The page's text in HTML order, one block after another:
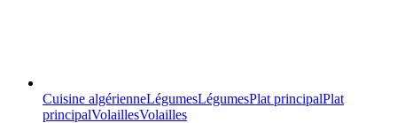
Cuisine algérienneLégumesLégumesPlat principalPlat
principalVolaillesVolailles